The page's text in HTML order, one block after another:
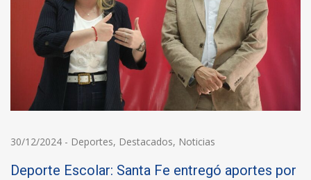
30/12/2024 - Deportes, Destacados, Noticias
Deporte Escolar: Santa Fe entregó aportes por